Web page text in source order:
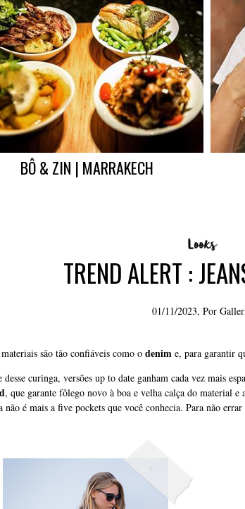
BÔ & ZIN | MARRAKECH
TREND ALERT :
01/11/2023, Por
são tão confiáveis como o denim e, para garantir
desse curinga, versões up to date ganham cada vez mais
, que garante fôlego novo à boa e velha calça do material e
não é mais a five pockets que você conhecia. Para não